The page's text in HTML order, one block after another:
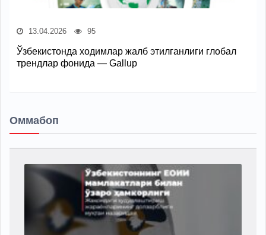
13.04.2026 95
Ўзбекистонда ходимлар жалб этилганлиги глобал
трендлар фонида — Gallup
Оммабоп